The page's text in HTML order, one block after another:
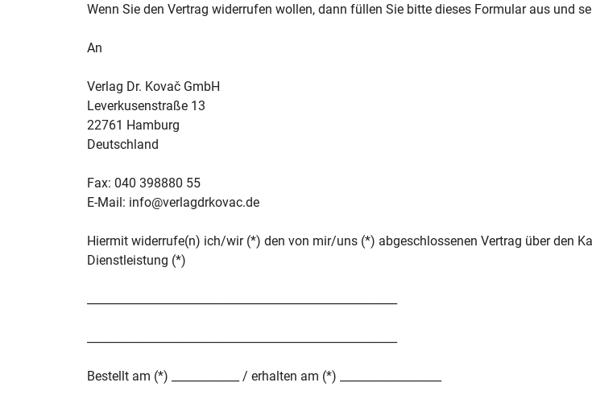
Wenn Sie den Vertrag widerrufen wollen, dann füllen Sie bitte dieses Formular aus und
An
Verlag Dr. Kovač GmbH
Leverkusenstraße 13
22761 Hamburg
Deutschland
Fax: 040 398880 55
E-Mail: info@verlagdrkovac.de
Hiermit widerrufe(n) ich/wir (*) den von mir/uns (*) abgeschlossenen Vertrag über den
Dienstleistung (*)
Bestellt am (*) ____________ / erhalten am (*) __________________